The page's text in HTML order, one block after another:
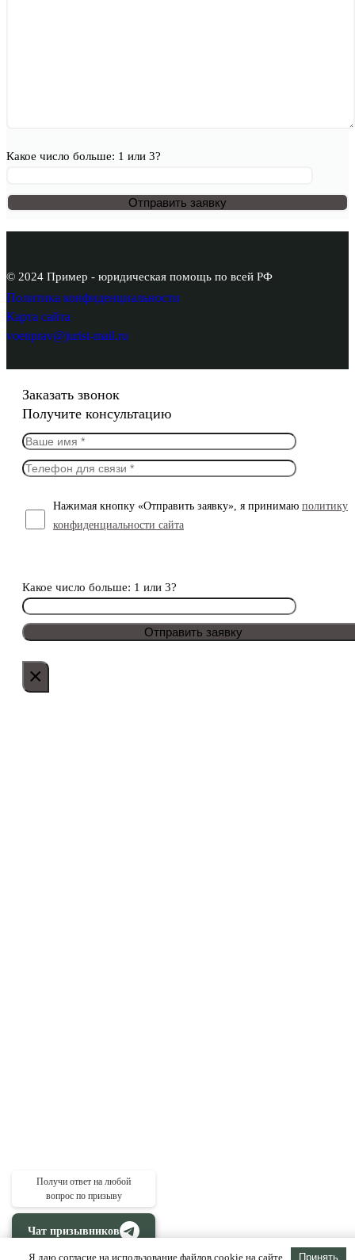
Какое число больше: 1 или 3?
© 2024 Пример - юридическая помощь по всей РФ
Политика конфиденциальности
Карта сайта
voenprav@jurist-mail.ru
Заказать звонок
Получите консультацию
Нажимая кнопку «Отправить заявку», я принимаю политику
конфиденциальности сайта
Какое число больше: 1 или 3?
×
Я даю согласие на использование файлов cookie на сайте Принять
Получи ответ на любой
вопрос по призыву
Чат призывников